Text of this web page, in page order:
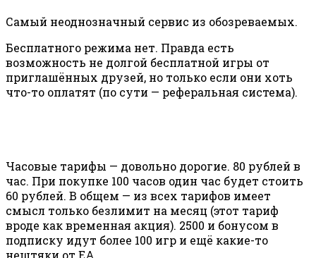
Самый неоднозначный сервис из обозреваемых.
Бесплатного режима нет. Правда есть
возможность не долгой бесплатной игры от
приглашённых друзей, но только если они хоть
что-то оплатят (по сути — реферальная система).
Часовые тарифы — довольно дорогие. 80 рублей в
час. При покупке 100 часов один час будет стоить
60 рублей. В общем — из всех тарифов имеет
смысл только безлимит на месяц (этот тариф
вроде как временная акция). 2500 и бонусом в
подписку идут более 100 игр и ещё какие-то
нештяки от EA.